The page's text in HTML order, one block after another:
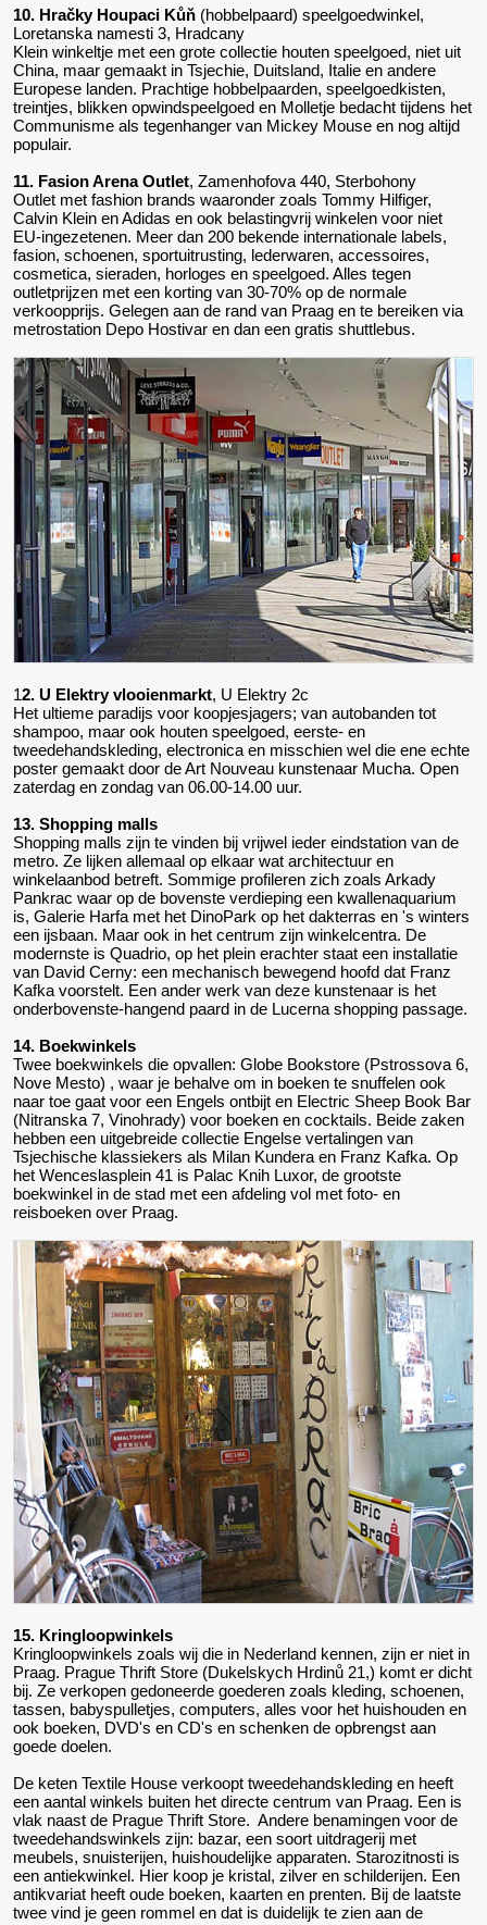
10. Hračky Houpaci Kůň (hobbelpaard) speelgoedwinkel,
Loretanska namesti 3, Hradcany
Klein winkeltje met een grote collectie houten speelgoed, niet uit
China, maar gemaakt in Tsjechie, Duitsland, Italie en andere
Europese landen. Prachtige hobbelpaarden, speelgoedkisten,
treintjes, blikken opwindspeelgoed en Molletje bedacht tijdens het
Communisme als tegenhanger van Mickey Mouse en nog altijd
populair.
11. Fasion Arena Outlet, Zamenhofova 440, Sterbohony
Outlet met fashion brands waaronder zoals Tommy Hilfiger,
Calvin Klein en Adidas en ook belastingvrij winkelen voor niet
EU-ingezetenen. Meer dan 200 bekende internationale labels,
fasion, schoenen, sportuitrusting, lederwaren, accessoires,
cosmetica, sieraden, horloges en speelgoed. Alles tegen
outletprijzen met een korting van 30-70% op de normale
verkoopprijs. Gelegen aan de rand van Praag en te bereiken via
metrostation Depo Hostivar en dan een gratis shuttlebus.
12. U Elektry vlooienmarkt, U Elektry 2c
Het ultieme paradijs voor koopjesjagers; van autobanden tot
shampoo, maar ook houten speelgoed, eerste- en
tweedehandskleding, electronica en misschien wel die ene echte
poster gemaakt door de Art Nouveau kunstenaar Mucha. Open
zaterdag en zondag van 06.00-14.00 uur.
13. Shopping malls
Shopping malls zijn te vinden bij vrijwel ieder eindstation van de
metro. Ze lijken allemaal op elkaar wat architectuur en
winkelaanbod betreft. Sommige profileren zich zoals Arkady
Pankrac waar op de bovenste verdieping een kwallenaquarium
is, Galerie Harfa met het DinoPark op het dakterras en 's winters
een ijsbaan. Maar ook in het centrum zijn winkelcentra. De
modernste is Quadrio, op het plein erachter staat een installatie
van David Cerny: een mechanisch bewegend hoofd dat Franz
Kafka voorstelt. Een ander werk van deze kunstenaar is het
onderbovenste-hangend paard in de Lucerna shopping passage.
14. Boekwinkels
Twee boekwinkels die opvallen: Globe Bookstore (Pstrossova 6,
Nove Mesto) , waar je behalve om in boeken te snuffelen ook
naar toe gaat voor een Engels ontbijt en Electric Sheep Book Bar
(Nitranska 7, Vinohrady) voor boeken en cocktails. Beide zaken
hebben een uitgebreide collectie Engelse vertalingen van
Tsjechische klassiekers als Milan Kundera en Franz Kafka. Op
het Wenceslasplein 41 is Palac Knih Luxor, de grootste
boekwinkel in de stad met een afdeling vol met foto- en
reisboeken over Praag.
15. Kringloopwinkels
Kringloopwinkels zoals wij die in Nederland kennen, zijn er niet in
Praag. Prague Thrift Store (Dukelskych Hrdinů 21,) komt er dicht
bij. Ze verkopen gedoneerde goederen zoals kleding, schoenen,
tassen, babyspulletjes, computers, alles voor het huishouden en
ook boeken, DVD's en CD's en schenken de opbrengst aan
goede doelen.
De keten Textile House verkoopt tweedehandskleding en heeft
een aantal winkels buiten het directe centrum van Praag. Een is
vlak naast de Prague Thrift Store. Andere benamingen voor de
tweedehandswinkels zijn: bazar, een soort uitdragerij met
meubels, snuisterijen, huishoudelijke apparaten. Starozitnosti is
een antiekwinkel. Hier koop je kristal, zilver en schilderijen. Een
antikvariat heeft oude boeken, kaarten en prenten. Bij de laatste
twee vind je geen rommel en dat is duidelijk te zien aan de